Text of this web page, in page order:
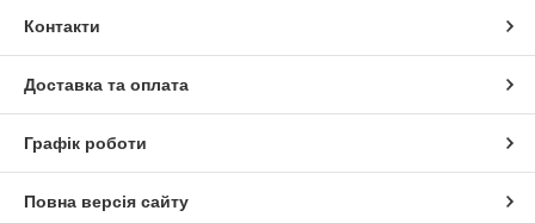
Контакти
Доставка та оплата
Графік роботи
Повна версія сайту